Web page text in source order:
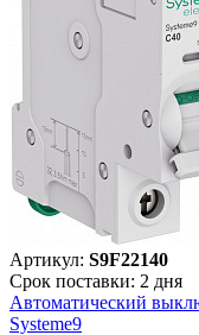
Артикул: S9F22140
Срок поставки: 2 дня
Автоматический
Systeme9